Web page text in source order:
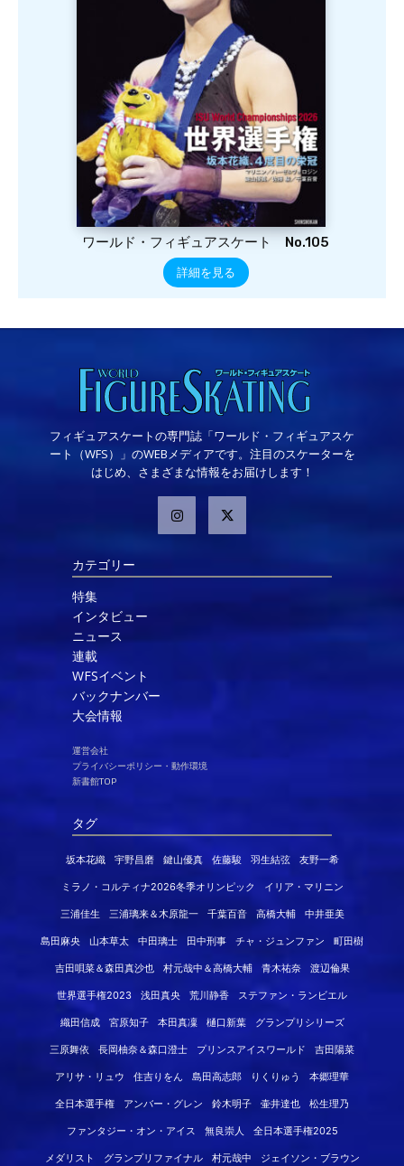
ワールド・フィギュアスケート No.105
詳細を見る
フィギュアスケートの専門誌「ワールド・フィギュアスケ
ート（WFS）」のWEBメディアです。注目のスケーターを
はじめ、さまざまな情報をお届けします！
カテゴリー
特集
インタビュー
ニュース
連載
WFSイベント
バックナンバー
大会情報
運営会社
プライバシーポリシー・動作環境
新書館TOP
タグ
坂本花織 宇野昌磨 鍵山優真 佐藤駿 羽生結弦 友野一希
ミラノ・コルティナ2026冬季オリンピック イリア・マリニン
三浦佳生 三浦璃来＆木原龍一 千葉百音 高橋大輔 中井亜美
島田麻央 山本草太 中田璃士 田中刑事 チャ・ジュンファン 町田樹
吉田唄菜＆森田真沙也 村元哉中＆高橋大輔 青木祐奈 渡辺倫果
世界選手権2023 浅田真央 荒川静香 ステファン・ランビエル
織田信成 宮原知子 本田真凜 樋口新葉 グランプリシリーズ
三原舞依 長岡柚奈＆森口澄士 プリンスアイスワールド 吉田陽菜
アリサ・リュウ 住吉りをん 島田高志郎 りくりゅう 本郷理華
全日本選手権 アンバー・グレン 鈴木明子 壷井達也 松生理乃
ファンタジー・オン・アイス 無良崇人 全日本選手権2025
メダリスト グランプリファイナル 村元哉中 ジェイソン・ブラウン